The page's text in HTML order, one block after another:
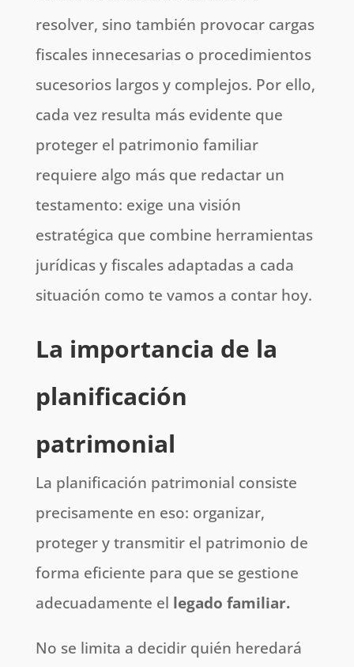
resolver, sino también provocar cargas
fiscales innecesarias o procedimientos
sucesorios largos y complejos. Por ello,
cada vez resulta más evidente que
proteger el patrimonio familiar
requiere algo más que redactar un
testamento: exige una visión
estratégica que combine herramientas
jurídicas y fiscales adaptadas a cada
situación como te vamos a contar hoy.
La importancia de la
planificación
patrimonial
La planificación patrimonial consiste
precisamente en eso: organizar,
proteger y transmitir el patrimonio de
forma eficiente para que se gestione
adecuadamente el legado familiar.
No se limita a decidir quién heredará